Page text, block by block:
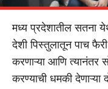
मध्य प्रदेशातील सतना
देशी पिस्तुलातून पाच
करणाऱ्या आणि त्यानंतर
करण्याची धमकी देणाऱ्या